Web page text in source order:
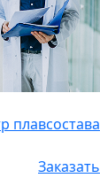
плавсостава
Заказать